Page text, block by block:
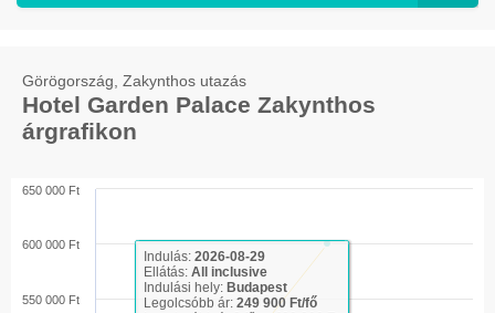
Görögország, Zakynthos utazás
Hotel Garden Palace Zakynthos
árgrafikon
550 000 Ft
600 000 Ft
650 000 Ft
Indulás: 2026-08-29
Ellátás: All inclusive
Indulási hely: Budapest
Legolcsóbb ár: 249 900 Ft/fő